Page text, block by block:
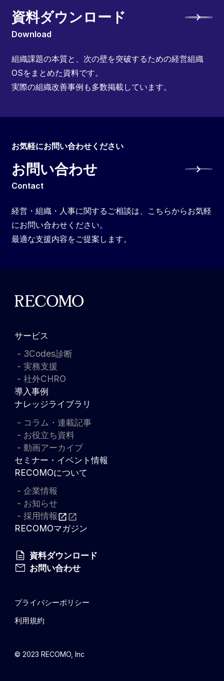
資料ダウンロード
Download
組織課題の本質と、次の壁を突破するための経営組織
OSをまとめた資料です。
実際の組織改善事例も多数掲載しています。
お気軽にお問い合わせください
お問い合わせ
Contact
経営・組織・人事に関するご相談は、こちらからお気軽
にお問い合わせください。
最適な支援内容をご提案します。
サービス
3Codes診断
実務支援
社外CHRO
導入事例
ナレッジライブラリ
コラム・連載記事
お役立ち資料
動画アーカイブ
セミナー・イベント情報
RECOMOについて
企業情報
お知らせ
採用情報
RECOMOマガジン
資料ダウンロード
お問い合わせ
プライバシーポリシー
利用規約
© 2023 RECOMO, Inc